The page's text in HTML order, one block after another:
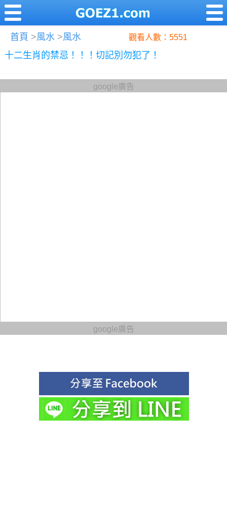
首頁 >風水 >風水 觀看人數：5551
十二生肖的禁忌！！！切記別勿犯了！
google廣告
google廣告